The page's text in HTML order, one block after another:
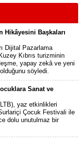
Hikâyesini Başkaları
Dijital Pazarlama
Kıbrıs turizminin
yapay zekâ ve yeni
söyledi.
Sanat ve
yaz etkinlikleri
Çocuk Festivali ile
dolu unutulmaz bir